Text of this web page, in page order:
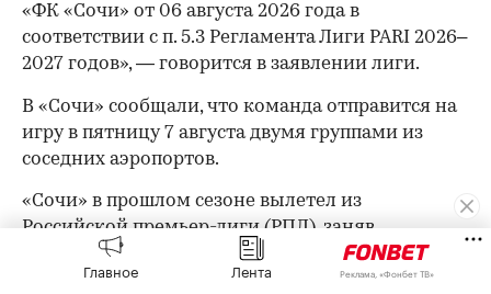
«ФК «Сочи» от 06 августа 2026 года в
соответствии с п. 5.3 Регламента Лиги PARI 2026–
2027 годов», — говорится в заявлении лиги.
В «Сочи» сообщали, что команда отправится на
игру в пятницу 7 августа двумя группами из
соседних аэропортов.
«Сочи» в прошлом сезоне вылетел из
Российской премьер-лиги (РПЛ), заняв
последнее место. В текущем сезоне команда
набрала четыре очка и располагается на 14‑й
Главное Лента Реклама, «Фонбет ТВ»